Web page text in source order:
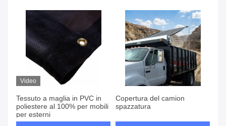
Video
Tessuto a maglia in PVC in
poliestere al 100% per mobili
per esterni
Copertura del camion
spazzatura